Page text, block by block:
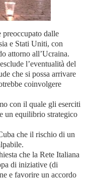
preoccupato dalle
e Stati Uniti, con
attorno all’Ucraina.
l’eventualità del
che si possa arrivare
coinvolgere
con il quale gli eserciti
un equilibrio strategico
che il rischio di un
che la Rete Italiana
di iniziative (di
e favorire un accordo